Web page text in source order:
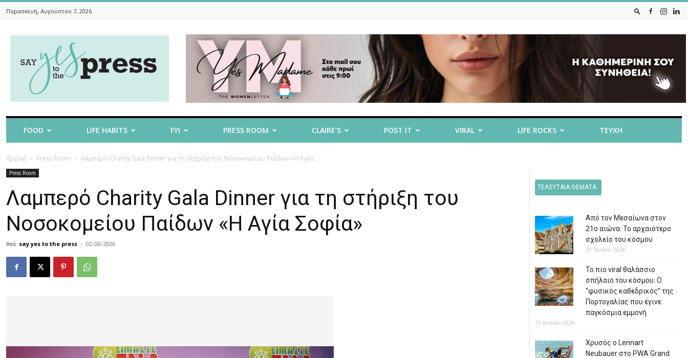
Παρασκευή, Αυγούστου 7, 2026
To
The
FOOD LIFE HABITS FYI PRESS ROOM CLAIRE’S POST IT VIRAL LIFE ROCKS ΤΕΥΧΗ
Αρχική Press Room Λαμπερό Charity Gala Dinner για τη στήριξη του Νοσοκομείου Παίδων «Η Αγία...
Press Room
Λαμπερό Charity Gala Dinner για τη στήριξη του
Νοσοκομείου Παίδων «Η Αγία Σοφία»
Από say yes to the press - 02/06/2026
ΤΕΛΕΥΤΑΙΑ ΘΕΜΑΤΑ
Από τον Μεσαίωνα στον
21ο αιώνα: Το αρχαιότερο
σχολείο του κόσμου
31 Ιουλίου 2026
Το πιο viral θαλάσσιο
σπήλαιο του κόσμου: Ο
“φυσικός καθεδρικός” της
Πορτογαλίας που έγινε
παγκόσμια εμμονή
31 Ιουλίου 2026
Χρυσός ο Lennart
Neubauer στο PWA Grand